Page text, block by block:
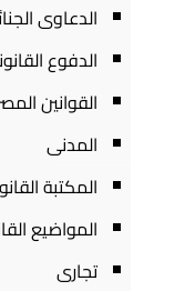
الدعاوى
الدفوع
القوانين
المدنى
المكتبة
المواضيع
تجارى